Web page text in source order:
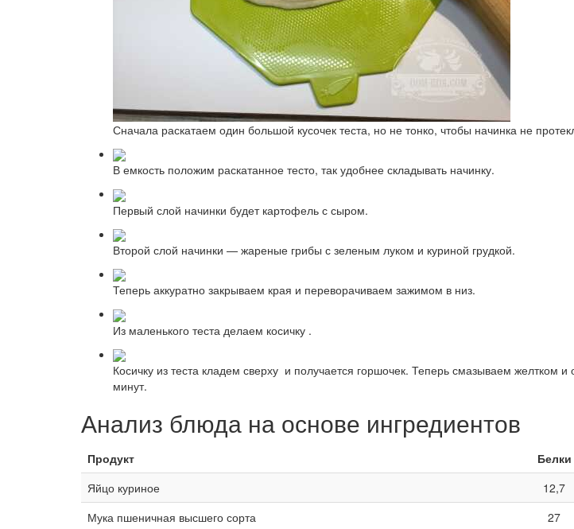
Сначала раскатаем один большой кусочек теста, но не тонко, чтобы начинка не
В емкость положим раскатанное тесто, так удобнее складывать начинку.
Первый слой начинки будет картофель с сыром.
Второй слой начинки — жареные грибы с зеленым луком и куриной грудкой.
Теперь аккуратно закрываем края и переворачиваем зажимом в низ.
Из маленького теста делаем косичку .
Косичку из теста кладем сверху и получается горшочек. Теперь смазываем желтком
минут.
Анализ блюда на основе ингредиентов
Продукт Белки
Яйцо куриное
12,7
Мука пшеничная высшего сорта
27